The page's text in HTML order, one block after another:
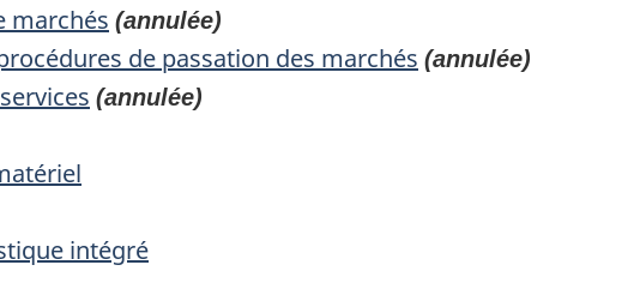
marchés (annulée)
de passation des marchés (annulée)
(annulée)
intégré